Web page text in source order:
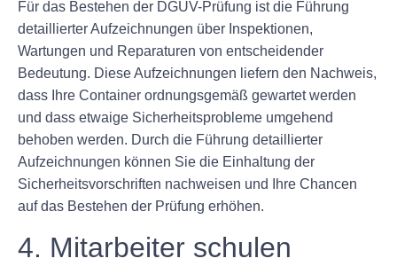
Für das Bestehen der DGUV-Prüfung ist die Führung
detaillierter Aufzeichnungen über Inspektionen,
Wartungen und Reparaturen von entscheidender
Bedeutung. Diese Aufzeichnungen liefern den Nachweis,
dass Ihre Container ordnungsgemäß gewartet werden
und dass etwaige Sicherheitsprobleme umgehend
behoben werden. Durch die Führung detaillierter
Aufzeichnungen können Sie die Einhaltung der
Sicherheitsvorschriften nachweisen und Ihre Chancen
auf das Bestehen der Prüfung erhöhen.
4. Mitarbeiter schulen